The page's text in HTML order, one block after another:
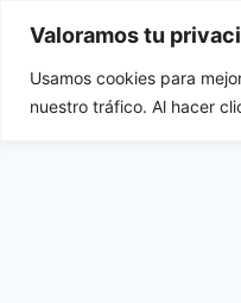
Valoramos tu
Usamos cookies para
nuestro tráfico. Al hacer
contingutTu Rincón